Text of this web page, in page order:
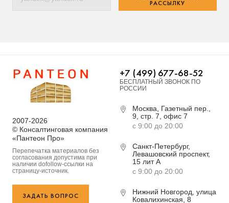
РАССЫЛКУ
2007-2026
© Консалтинговая компания
«Пантеон Про»
Перепечатка материалов без
согласования допустима при
наличии dofollow-ссылки на
страницу-источник.
ЗАДАТЬ ВОПРОС
+7 (499) 677-68-52
БЕСПЛАТНЫЙ ЗВОНОК ПО
РОССИИ
Москва, Газетный пер.,
9, стр. 7, офис 7
с 9:00 до 20:00
Санкт-Петербург,
Левашовский проспект,
15 лит А
с 9:00 до 20:00
Нижний Новгород, улица
Ковалихинская, 8